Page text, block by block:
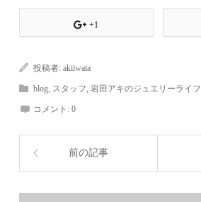
+1
投稿者:akiiwata
blog, スタッフ,岩田アキのジュエリーライフ
コメント:0
前の記事